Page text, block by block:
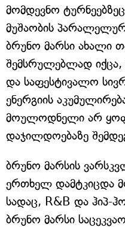
მომდევნო
მუშაობის
ბრუნო მარსი ახალი
შემსრულებლად
და საფესტივალო
ენერგიის
მოულოდნელი არ
დაჯილდოებაზე
ბრუნო მარსის
ერთხელ დამტკიცდა
სადაც, R&B და ჰიპ-
ბრუნო მარსი